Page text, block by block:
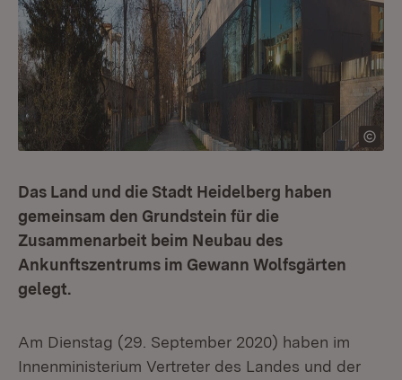
Das Land und die Stadt Heidelberg haben
gemeinsam den Grundstein für die
Zusammenarbeit beim Neubau des
Ankunftszentrums im Gewann Wolfsgärten
gelegt.
Am Dienstag (29. September 2020) haben im
Innenministerium Vertreter des Landes und der